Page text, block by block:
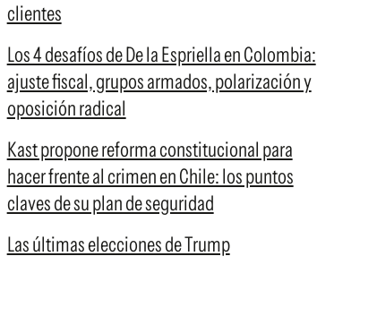
clientes
Los 4 desafíos de De la Espriella en Colombia:
ajuste fiscal, grupos armados, polarización y
oposición radical
Kast propone reforma constitucional para
hacer frente al crimen en Chile: los puntos
claves de su plan de seguridad
Las últimas elecciones de Trump